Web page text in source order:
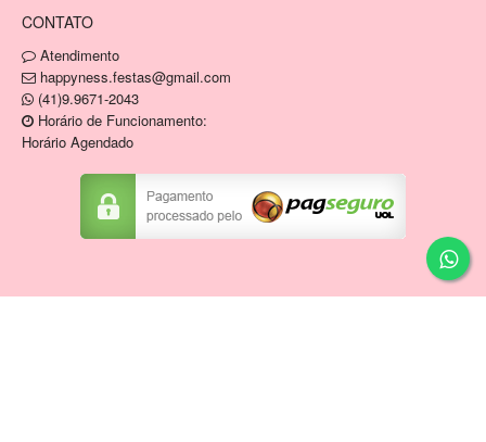
CONTATO
Atendimento
happyness.festas@gmail.com
(41)9.9671-2043
Horário de Funcionamento:
Horário Agendado